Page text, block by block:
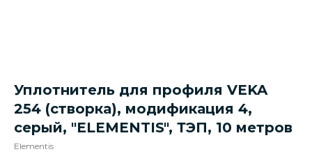
Уплотнитель для профиля VEKA
254 (створка), модификация 4,
серый, "ELEMENTIS", ТЭП, 10 метров
Elementis